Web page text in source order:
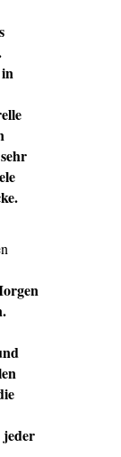
jeder